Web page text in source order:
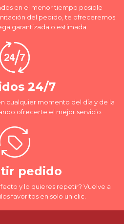
en el menor tiempo posible
del pedido, te ofreceremos
garantizada o estimada.
24/7
cualquier momento del día y de la
ofrecerte el mejor servicio.
pedido
y lo quieres repetir? Vuelve a
favoritos en solo un clic.